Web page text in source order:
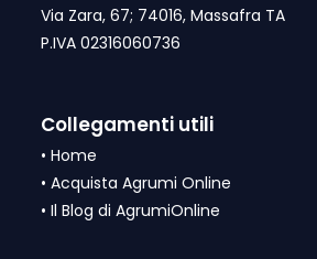
Via Zara, 67; 74016, Massafra TA
P.IVA 02316060736
Collegamenti utili
•Home
•Acquista Agrumi Online
•Il Blog di AgrumiOnline